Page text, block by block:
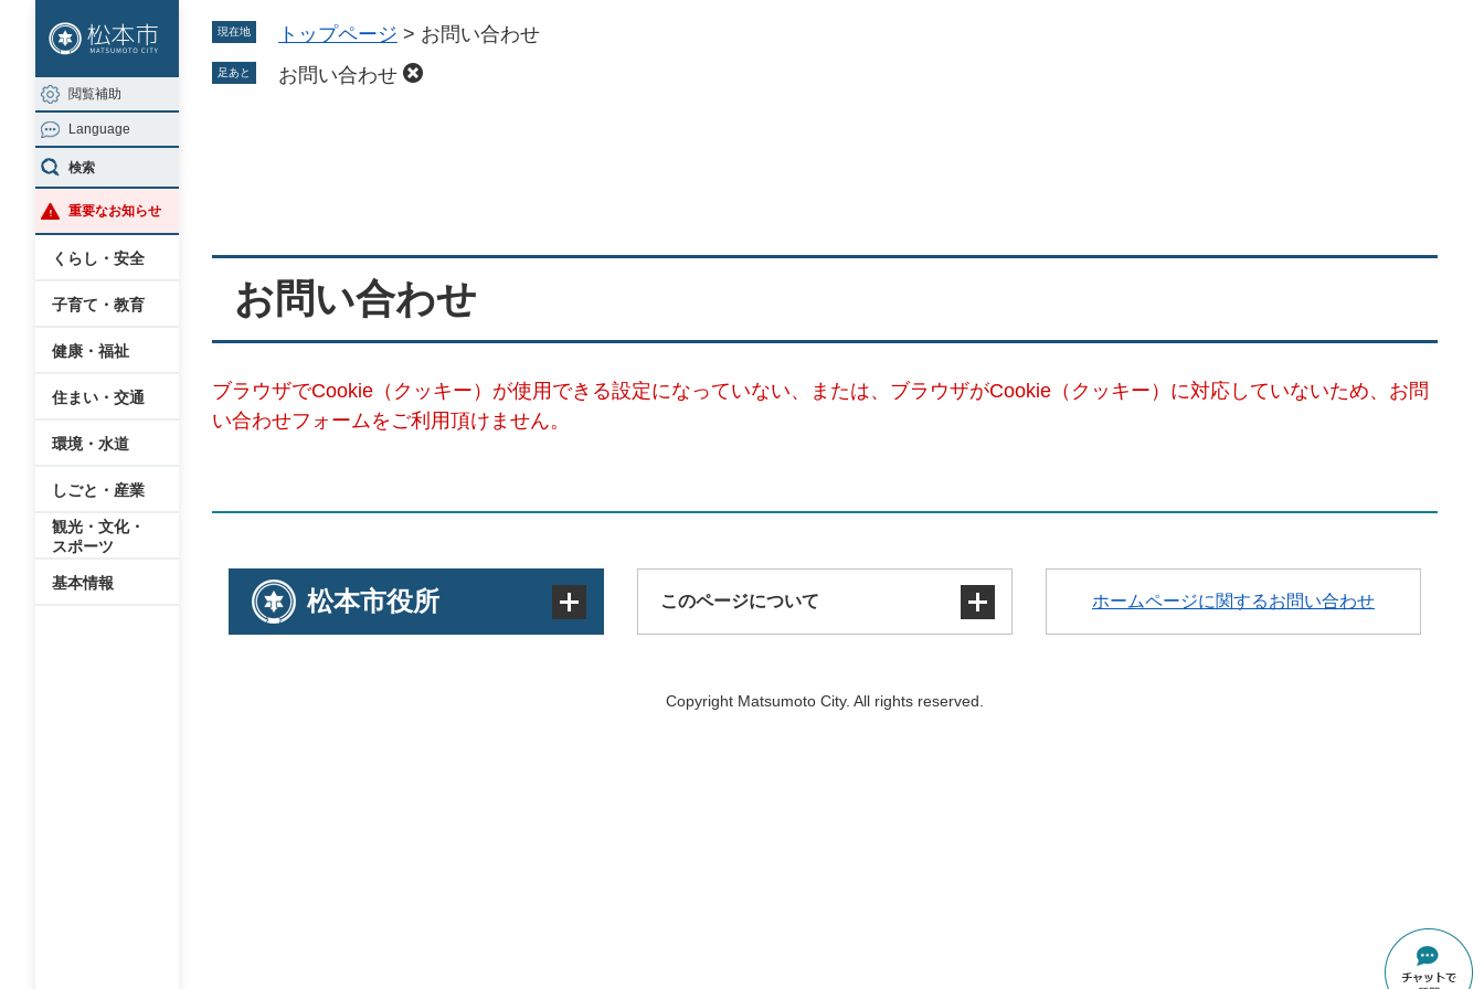
ジ
の
先
頭
で
す
ュ
ー
を
飛
ば
し
閲覧補助
Language
検索
重要なお知らせ
くらし・安全
子育て・教育
健康・福祉
住まい・交通
環境・水道
しごと・産業
観光・文化・
スポーツ
基本情報
現在地 トップページ > お問い合わせ
足あと お問い合わせ
お問い合わせ
ブラウザでCookie（クッキー）が使用できる設定になっていない、または、ブラウザがCookie（クッキー）に対応していないため、お問
い合わせフォームをご利用頂けません。
松本市役所 このページについて
著作権・免責事項・リンク
ホームページに関するお問い合わせ
Copyright Matsumoto City. All rights reserved.